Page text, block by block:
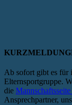
Ab sofort gibt es für
Elternsportgruppe.
die Mannschaftsseite
Ansprechpartner,